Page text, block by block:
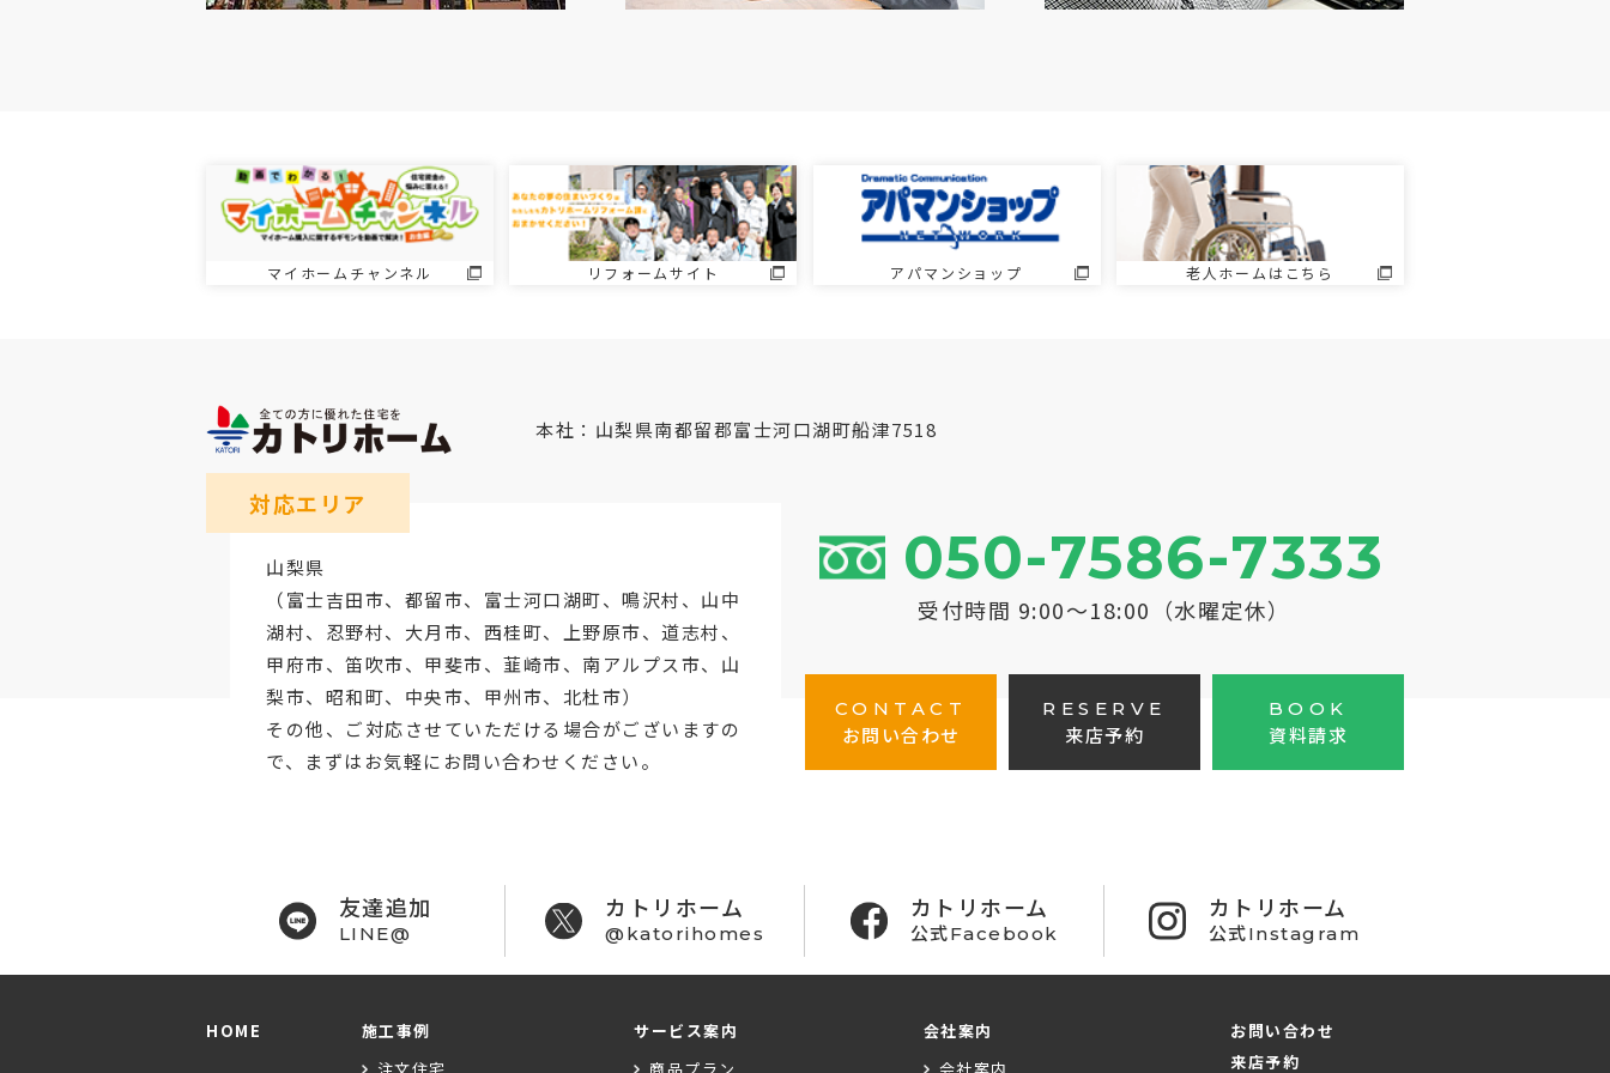
マイホームチャンネル リフォームサイト アパマンショップ 老人ホームはこちら
本社：山梨県南都留郡富士河口湖町船津7518
050-7586-7333
受付時間 9:00～18:00（水曜定休）
CONTACT
お問い合わせ
RESERVE
来店予約
BOOK
資料請求
対応エリア
山梨県
（富士吉田市、 都留市、 富士河口湖町、鳴沢村、山中
湖村、忍野村、 大月市、西桂町、上野原市、道志村、
甲府市、笛吹市、甲斐市、韮崎市、南アルプス市、山
梨市、昭和町、中央市、甲州市、北杜市）
その他、ご対応させていただける場合がございますの
で、まずはお気軽にお問い合わせください。
友達追加
LINE@
カトリホーム
@katorihomes
カトリホーム
公式Facebook
カトリホーム
公式Instagram
HOME
施工事例
サービス案内
会社案内
お問い合わせ
来店予約